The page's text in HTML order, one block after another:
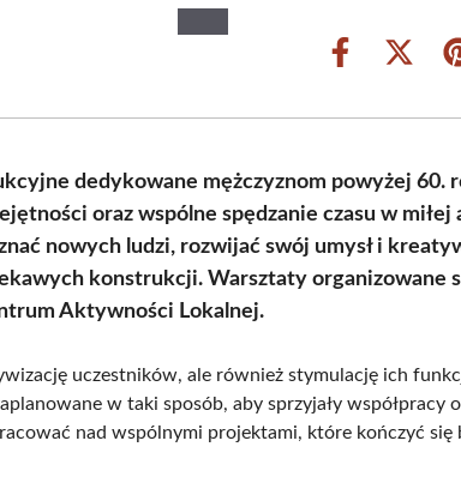
Share
Share
dedykowane mężczyznom powyżej 60.
oraz wspólne spędzanie czasu w miłej
nowych ludzi, rozwijać swój umysł i
konstrukcji. Warsztaty organizowane
Aktywności Lokalnej.
uczestników, ale również stymulację ich
w taki sposób, aby sprzyjały współpracy
nad wspólnymi projektami, które kończyć się